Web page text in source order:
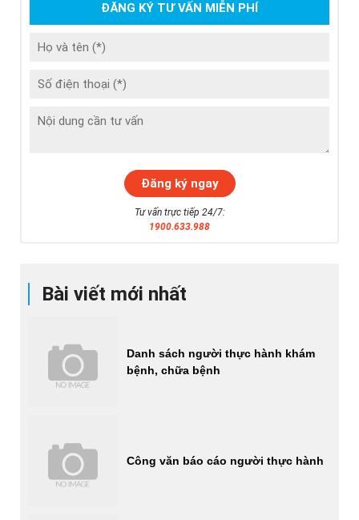
Bài viết mới nhất
Danh sách người thực hành khám
bệnh, chữa bệnh
Công văn báo cáo người thực hành
ĐĂNG KÝ TƯ VẤN MIỄN PHÍ
Tư vấn trực tiếp 24/7:
1900.633.988